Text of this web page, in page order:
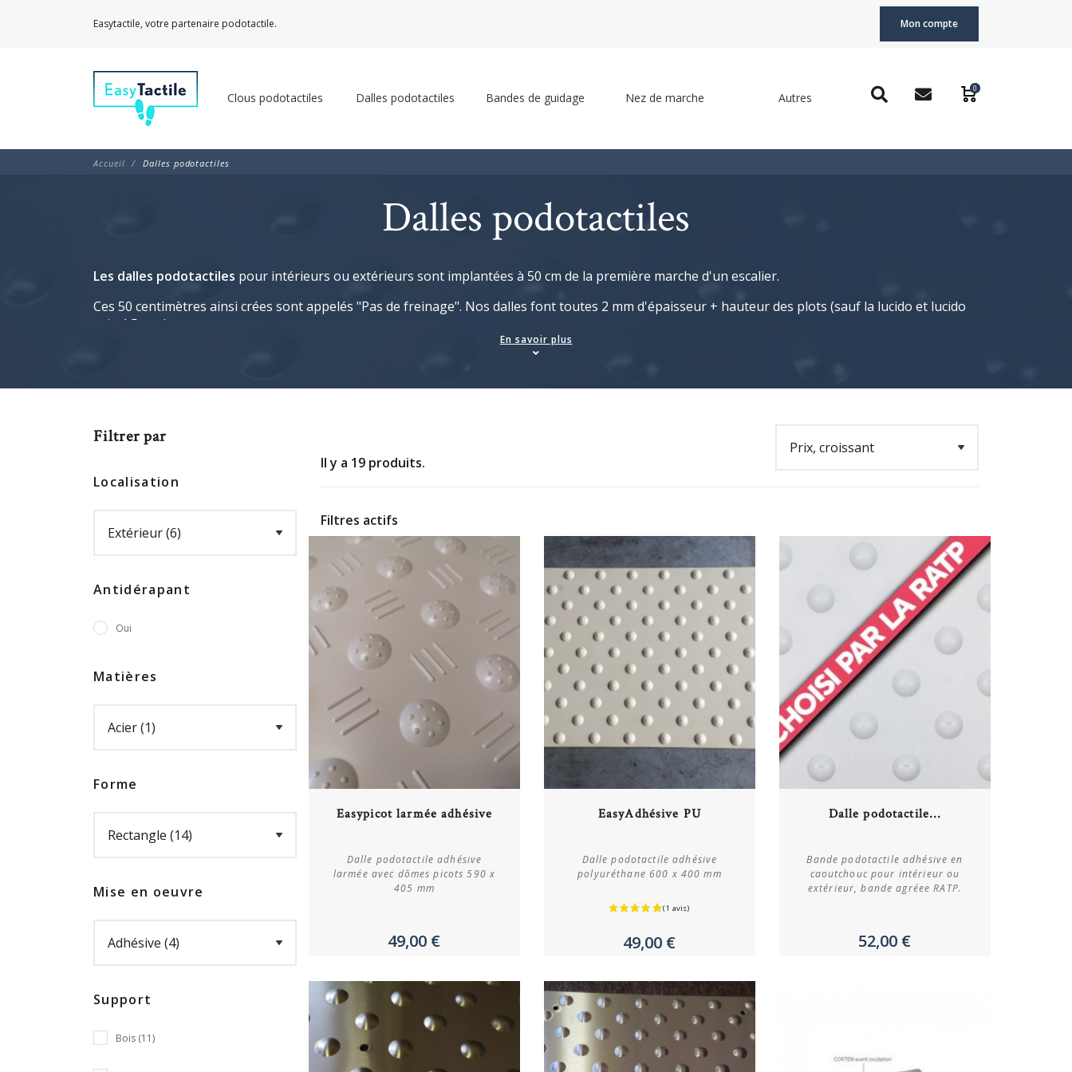
Easytactile, votre partenaire podotactile. Mon compte
Clous podotactiles Dalles podotactiles Bandes de guidage Nez de marche Autres
0
Accueil Dalles podotactiles
Dalles podotactiles
Les dalles podotactiles pour intérieurs ou extérieurs sont implantées à 50 cm de la première marche d'un escalier.
Ces 50 centimètres ainsi crées sont appelés "Pas de freinage". Nos dalles font toutes 2 mm d'épaisseur + hauteur des plots (sauf la lucido et lucido
grip 1.5 mm)
, elle permet à une personne déficiente visuelle ou non voyante d'être
En savoir plus
Filtrer par
Localisation
Antidérapant
Oui
Matières
Forme
Mise en oeuvre
Support
Bois (11)
Il y a 19 produits.
Filtres actifs
Plus de détails
Easypicot larmée adhésive
Dalle podotactile adhésive
larmée avec dômes picots 590 x
405 mm
49,00 €
Plus de détails
EasyAdhésive PU
Dalle podotactile adhésive
polyuréthane 600 x 400 mm
49,00 €
Plus de détails
Dalle podotactile...
Bande podotactile adhésive en
caoutchouc pour intérieur ou
extérieur, bande agréee RATP.
52,00 €